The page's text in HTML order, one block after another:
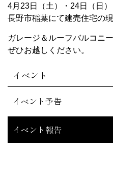
4月23日（土）・24日（日）
長野市稲葉にて建売住宅の
ガレージ＆ルーフバルコニ
ぜひお越しください。
イベント
イベント予告
イベント報告